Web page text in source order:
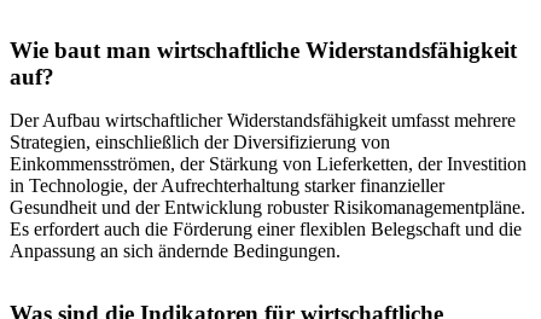
Wie baut man wirtschaftliche Widerstandsfähigkeit
auf?
Der Aufbau wirtschaftlicher Widerstandsfähigkeit umfasst mehrere
Strategien, einschließlich der Diversifizierung von
Einkommensströmen, der Stärkung von Lieferketten, der Investition
in Technologie, der Aufrechterhaltung starker finanzieller
Gesundheit und der Entwicklung robuster Risikomanagementpläne.
Es erfordert auch die Förderung einer flexiblen Belegschaft und die
Anpassung an sich ändernde Bedingungen.